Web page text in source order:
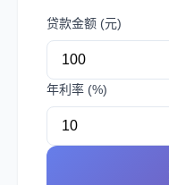
贷款金额 (元)
年利率 (%)